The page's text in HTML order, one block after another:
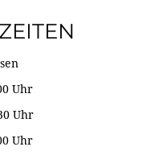
Uhr
Uhr
Uhr